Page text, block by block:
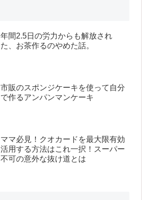
年間2.5日の労力からも解放され
た、お茶作るのやめた話。
市販のスポンジケーキを使って自分
で作るアンパンマンケーキ
ママ必見！クオカードを最大限有効
活用する方法はこれ一択！スーパー
不可の意外な抜け道とは